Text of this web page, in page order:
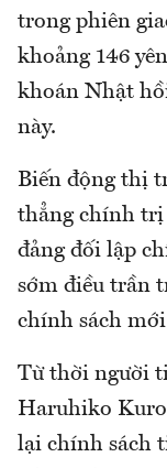
trong phiên
khoảng 146
khoán Nhật
này.
Biến động thị
thẳng chính trị
đảng đối lập
sớm điều trần
chính sách
Từ thời người
Haruhiko
lại chính sách